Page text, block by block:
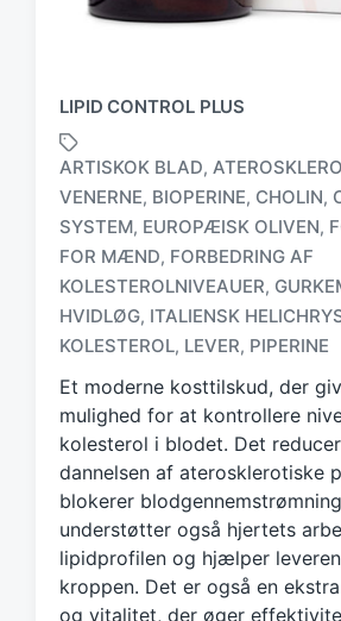
LIPID CONTROL PLUS
T
a
g
e
d
w
i
t
h
ARTISKOK BLAD,
VENERNE, BIOPERINE, CHOLIN,
SYSTEM, EUROPÆISK OLIVEN,
FOR MÆND, FORBEDRING AF
KOLESTEROLNIVEAUER,
HVIDLØG, ITALIENSK
KOLESTEROL, LEVER, PIPERINE
Et moderne kosttilskud, der
mulighed for at kontrollere
kolesterol i blodet. Det
dannelsen af aterosklerotiske
blokerer
understøtter også hjertets
lipidprofilen og hjælper
kroppen. Det er også en
og vitalitet, der øger